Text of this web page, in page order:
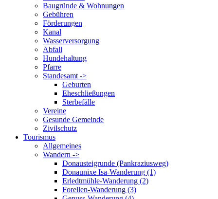
Baugründe & Wohnungen
Gebühren
Förderungen
Kanal
Wasserversorgung
Abfall
Hundehaltung
Pfarre
Standesamt ->
Geburten
Eheschließungen
Sterbefälle
Vereine
Gesunde Gemeinde
Zivilschutz
Tourismus
Allgemeines
Wandern ->
Donausteigrunde (Pankraziusweg)
Donaunixe Isa-Wanderung (1)
Erledtmühle-Wanderung (2)
Forellen-Wanderung (3)